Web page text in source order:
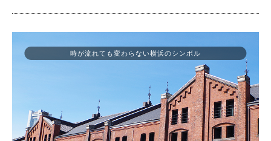
時が流れても変わらない横浜のシンボル